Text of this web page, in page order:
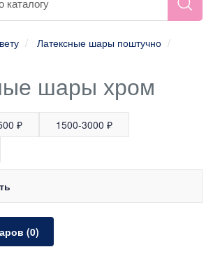
Латексные шары поштучно
шары хром
₽
1500-3000 ₽
(0)